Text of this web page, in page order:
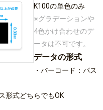
K100の単色のみ
※グラデーションや
4色かけ合わせのデ
ータは不可です。
データの形式
・バーコード：パス
形式どちらでもOK